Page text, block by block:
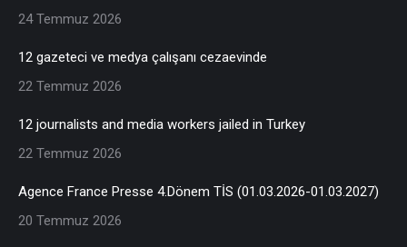
24 Temmuz 2026
12 gazeteci ve medya çalışanı cezaevinde
22 Temmuz 2026
12 journalists and media workers jailed in Turkey
22 Temmuz 2026
Agence France Presse 4.Dönem TİS (01.03.2026-01.03.2027)
20 Temmuz 2026